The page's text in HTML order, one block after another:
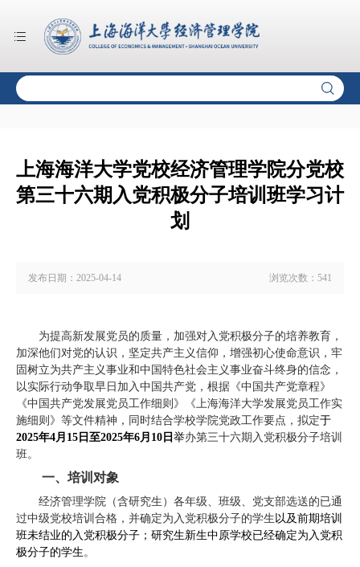
上海海洋大学党校经济管理学院分党校
第三十六期入党积极分子培训班学习计
划
发布日期： 2025-04-14 浏览次数： 541
为提高新发展党员的质量，加强对入党积极分子的培养教育，
加深他们对党的认识，坚定共产主义信仰，增强初心使命意识，牢
固树立为共产主义事业和中国特色社会主义事业奋斗终身的信念，
以实际行动争取早日加入中国共产党，根据《中国共产党章程》
《中国共产党发展党员工作细则》《上海海洋大学发展党员工作实
施细则》等文件精神，同时结合学校学院党政工作要点，拟定于
2025年4月 15 日至2025年6月 10 日 举办第三十六期入党积极分子培训
班。
一、培训对象
经济管理学院（含研究生）各年级、班级、党支部选送的已通
过中级党校培训合格，并确定为入党积极分子的学生以及前期培训
班未结业的入党积极分子；研究生新生中原学校已经确定为入党积
极分子的学生。